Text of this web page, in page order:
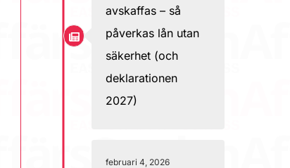
avskaffas – så
påverkas lån utan
säkerhet (och
deklarationen
2027)
februari 4, 2026